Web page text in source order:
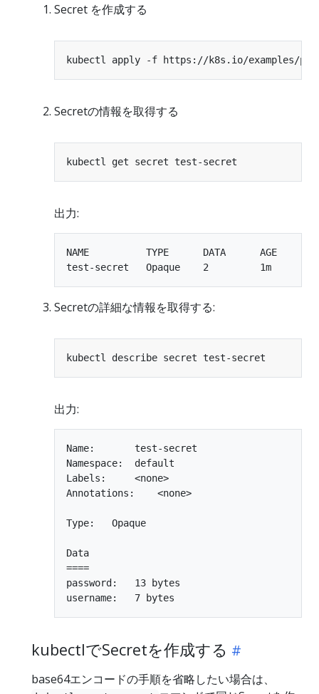
Secret を作成する
Secretの情報を取得する
出力:
NAME          TYPE      DATA      AGE
Secretの詳細な情報を取得する:
出力:
Name:       test-secret
Namespace:  default
Labels:     <none>
Annotations:    <none>
Type:   Opaque
Data
====
password:   13 bytes
kubectlでSecretを作成する
base64エンコードの手順を省略したい場合は、